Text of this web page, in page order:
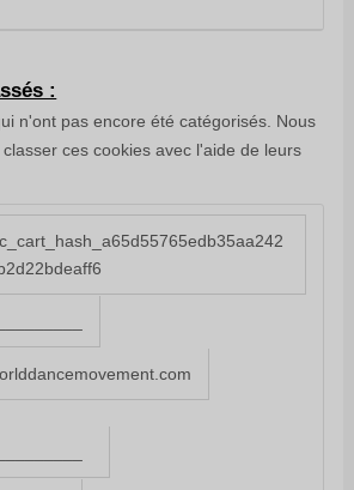
:
n'ont pas encore été catégorisés. Nous
ces cookies avec l'aide de leurs